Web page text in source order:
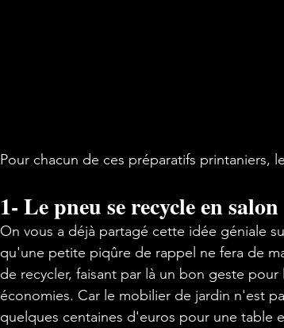
Pour chacun de ces préparatifs printaniers,
1- Le pneu se recycle en
On vous a déjà partagé cette idée géniale
qu'une petite piqûre de rappel ne fera de
de recycler, faisant par là un bon geste
économies. Car le mobilier de jardin n'est
quelques centaines d'euros pour une table